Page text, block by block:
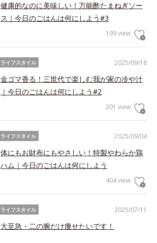
健康的なのに美味しい！万能酢たまねぎソー
ス｜今日のごはんは何にしよう#3
199 view
2025/09/18
ライフスタイル
金ゴマ香る！三世代で楽しむ我が家の冷や汁
｜今日のごはんは何にしよう#2
201 view
2025/09/04
ライフスタイル
体にもお財布にもやさしい！特製やわらか鶏
ハム｜今日のごはんは何にしよう
404 view
2025/07/11
ライフスタイル
大至急・二の腕だけ痩せたいです！